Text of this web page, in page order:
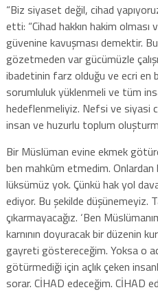
“Biz siyaset değil, cihad
etti: “Cihad hakkın hakim olması
güvenine kavuşması demektir.
gözetmeden var gücümüzle
ibadetinin farz olduğu ve ecri en
sorumluluk yüklenmeli ve tüm
hedeflenmeliyiz. Nefsi ve siyasi
insan ve huzurlu toplum
Bir Müslüman evine ekmek
ben mahkûm etmedim. Onlardan
lüksümüz yok. Çünkü hak yol
ediyor. Bu şekilde düşünemeyiz.
çıkarmayacağız. ‘Ben
karnının doyuracak bir düzenin
gayreti göstereceğim. Yoksa o
götürmediği için açlık çeken
sorar. CİHAD edeceğim. CİHAD